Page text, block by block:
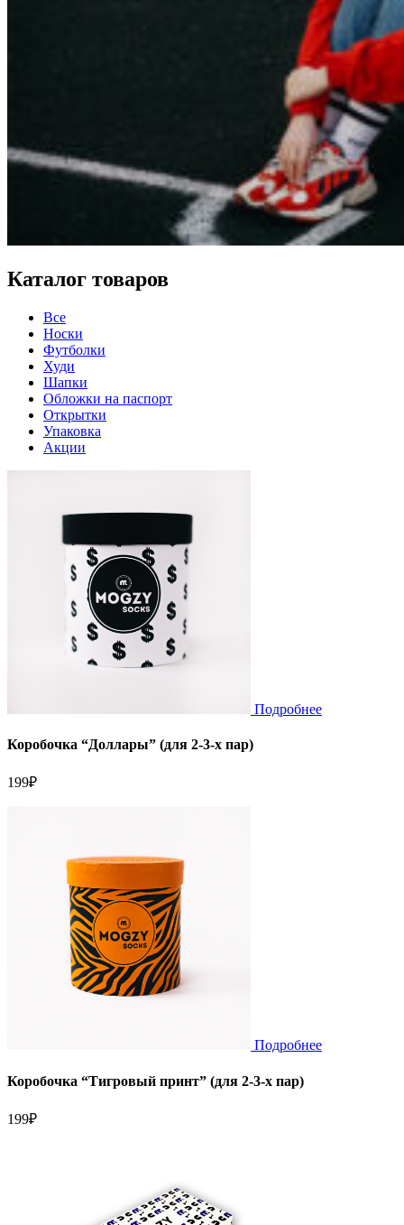
Каталог товаров
Все
Носки
Футболки
Худи
Шапки
Обложки на паспорт
Открытки
Упаковка
Акции
Подробнее
Коробочка “Доллары” (для 2-3-х пар)
199₽
Подробнее
Коробочка “Тигровый принт” (для 2-3-х пар)
199₽